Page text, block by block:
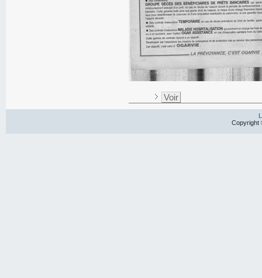
Voir
Copyright